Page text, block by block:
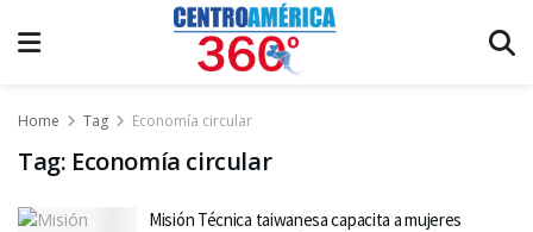
Home Tag Economía circular
Tag: Economía circular
Misión Técnica taiwanesa capacita a mujeres